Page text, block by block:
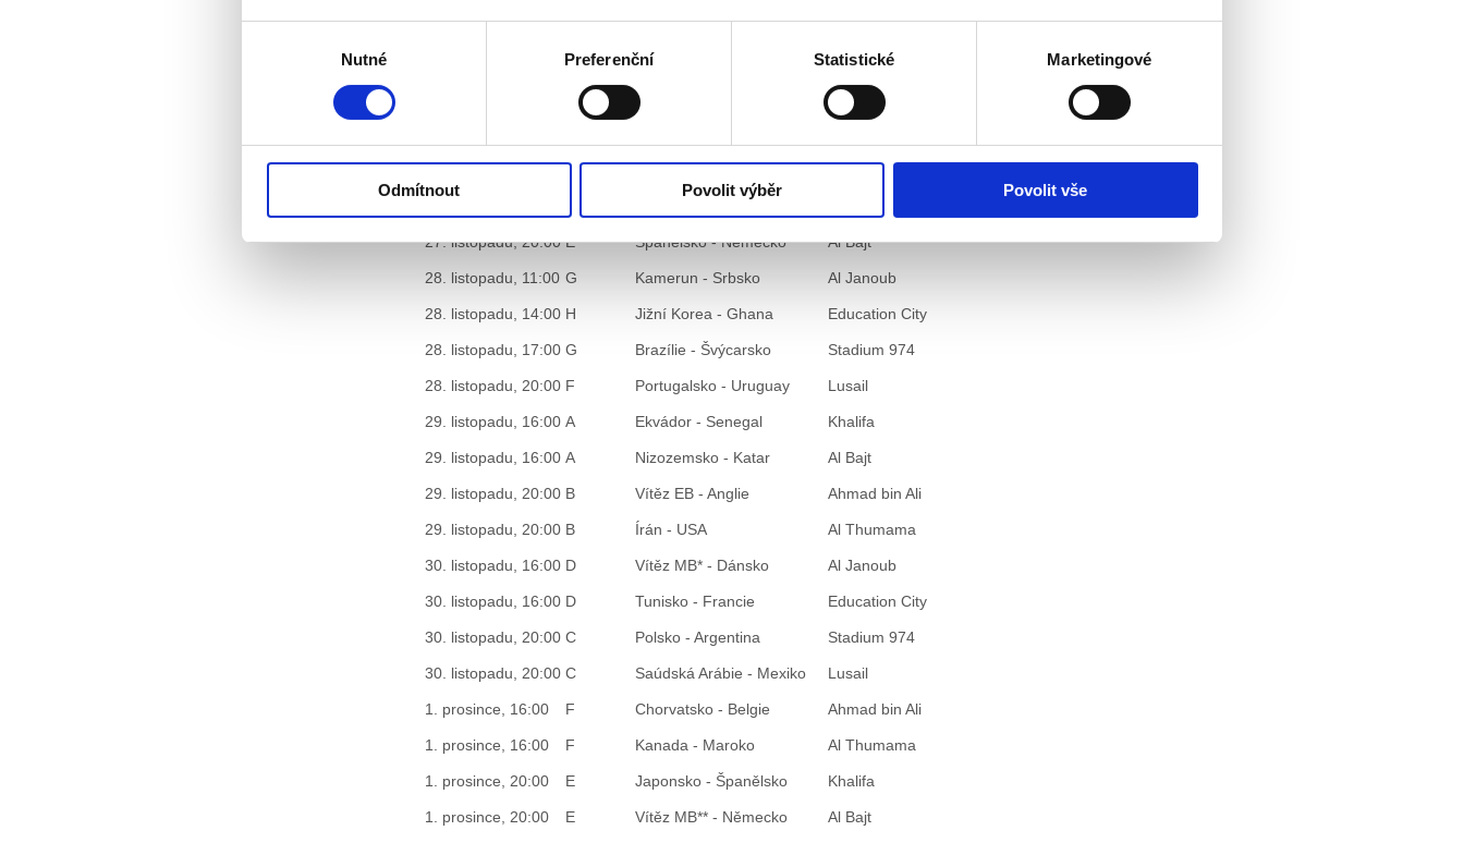
Nutné Preferenční Statistické Marketingové
Odmítnout Povolit výběr Povolit vše
26. listopadu, 14:00 C Polsko - Saúdská Arábie Education City
D Francie - Dánsko Stadium 974
Argentina - Mexiko Lusail
27. listopadu, 14:00 F Belgie - Maroko Al Thumama
27. listopadu, 20:00 E Španělsko - Německo Al Bajt
28. listopadu, 11:00 G Kamerun - Srbsko Al Janoub
28. listopadu, 14:00 H Jižní Korea - Ghana Education City
28. listopadu, 17:00 G Brazílie - Švýcarsko Stadium 974
28. listopadu, 20:00 F Portugalsko - Uruguay Lusail
29. listopadu, 16:00 A Ekvádor - Senegal Khalifa
29. listopadu, 16:00 A Nizozemsko - Katar Al Bajt
29. listopadu, 20:00 B Vítěz EB - Anglie Ahmad bin Ali
29. listopadu, 20:00 B Írán - USA Al Thumama
30. listopadu, 16:00 D Vítěz MB* - Dánsko Al Janoub
30. listopadu, 16:00 D Tunisko - Francie Education City
30. listopadu, 20:00 C Polsko - Argentina Stadium 974
30. listopadu, 20:00 C Saúdská Arábie - Mexiko Lusail
1. prosince, 16:00 F Chorvatsko - Belgie Ahmad bin Ali
1. prosince, 16:00 F Kanada - Maroko Al Thumama
1. prosince, 20:00 E Japonsko - Španělsko Khalifa
1. prosince, 20:00 E Vítěz MB** - Německo Al Bajt